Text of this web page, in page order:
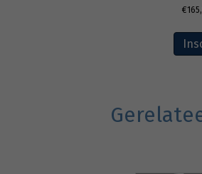
€